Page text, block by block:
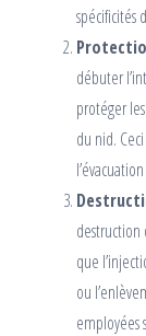
spécificités
débuter
protéger
du nid.
que
ou
employées